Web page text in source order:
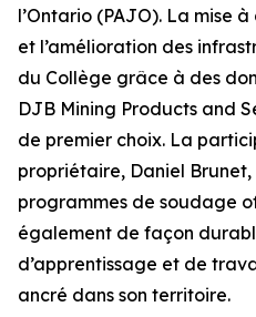
l’Ontario (PAJO). La mise
et l’amélioration des
du Collège grâce à des
DJB Mining Products and
de premier choix. La
propriétaire, Daniel
programmes de soudage
également de façon
d’apprentissage et de
ancré dans son territoire.